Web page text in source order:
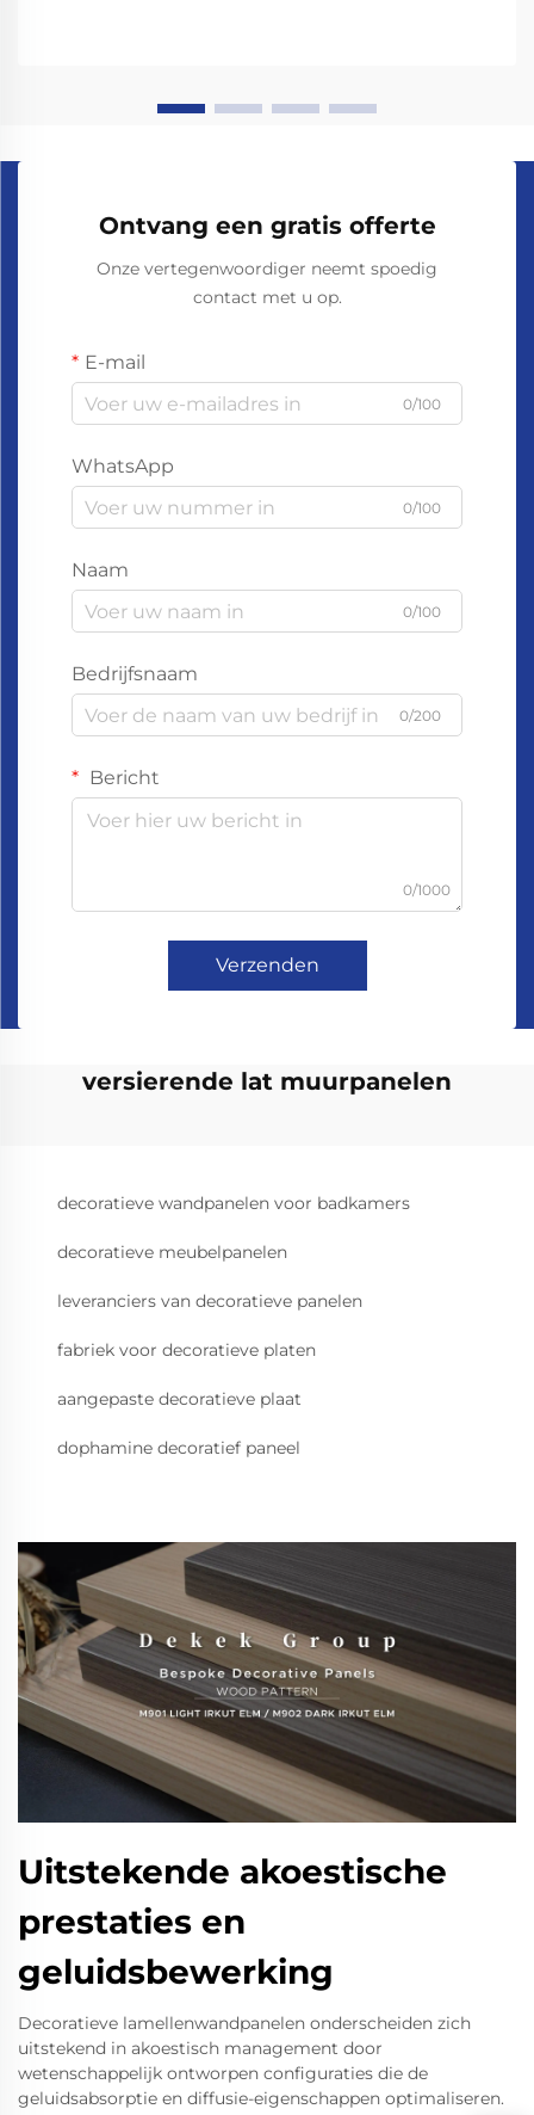
Ontvang een gratis offerte
Onze vertegenwoordiger neemt spoedig
contact met u op.
E-mail
0/100
WhatsApp
0/100
Naam
0/100
Bedrijfsnaam
0/200
Bericht
0/1000
Verzenden
versierende lat muurpanelen
decoratieve wandpanelen voor badkamers
decoratieve meubelpanelen
leveranciers van decoratieve panelen
fabriek voor decoratieve platen
aangepaste decoratieve plaat
dophamine decoratief paneel
Uitstekende akoestische
prestaties en
geluidsbewerking
Decoratieve lamellenwandpanelen onderscheiden zich
uitstekend in akoestisch management door
wetenschappelijk ontworpen configuraties die de
geluidsabsorptie en diffusie-eigenschappen optimaliseren.